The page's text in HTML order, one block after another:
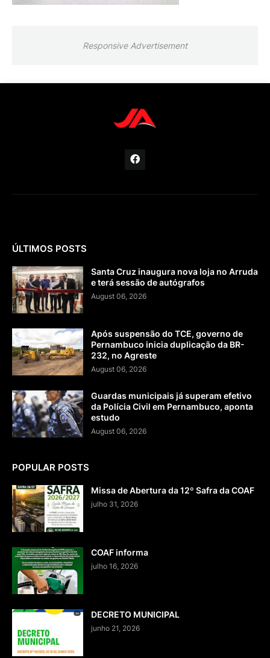
Responsive Advertisement
ÚLTIMOS POSTS
Santa Cruz inaugura nova loja no Arruda
e terá sessão de autógrafos
August 06, 2026
Após suspensão do TCE, governo de
Pernambuco inicia duplicação da BR-
232, no Agreste
August 06, 2026
Guardas municipais já superam efetivo
da Polícia Civil em Pernambuco, aponta
estudo
August 06, 2026
POPULAR POSTS
Missa de Abertura da 12º Safra da COAF
julho 31, 2026
COAF informa
julho 16, 2026
DECRETO MUNICIPAL
junho 21, 2026